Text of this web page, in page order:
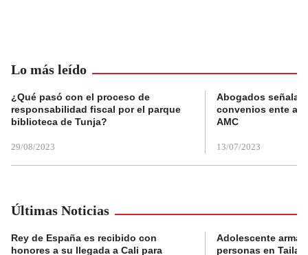
Lo más leído
¿Qué pasó con el proceso de
responsabilidad fiscal por el parque
biblioteca de Tunja?
29/08/2023
Abogados
convenios ente
AMC
13/07/2023
Últimas Noticias
Rey de España es recibido con
honores a su llegada a Cali para
Adolescente
personas en